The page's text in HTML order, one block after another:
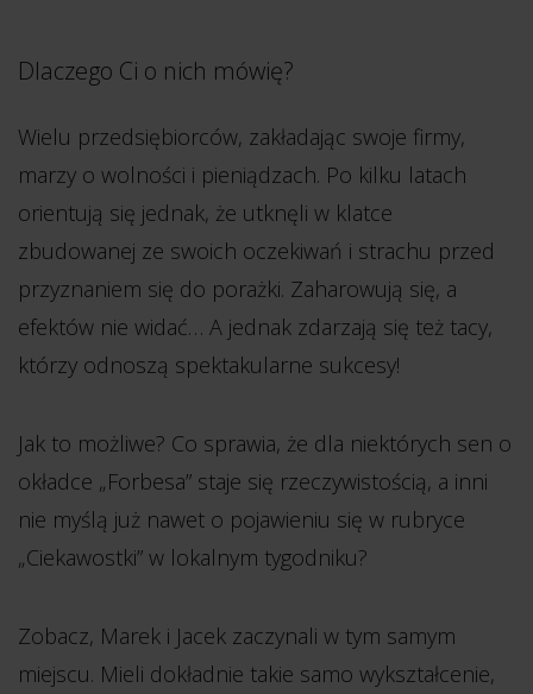
Dlaczego Ci o nich mówię?
Wielu przedsiębiorców, zakładając swoje firmy,
marzy o wolności i pieniądzach. Po kilku latach
orientują się jednak, że utknęli w klatce
zbudowanej ze swoich oczekiwań i strachu przed
przyznaniem się do porażki. Zaharowują się, a
efektów nie widać… A jednak zdarzają się też tacy,
którzy odnoszą spektakularne sukcesy!
Jak to możliwe? Co sprawia, że dla niektórych sen o
okładce „Forbesa” staje się rzeczywistością, a inni
nie myślą już nawet o pojawieniu się w rubryce
„Ciekawostki” w lokalnym tygodniku?
Zobacz, Marek i Jacek zaczynali w tym samym
miejscu. Mieli dokładnie takie samo wykształcenie,